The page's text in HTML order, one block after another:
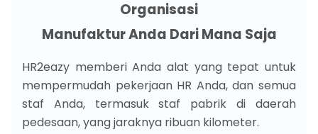
Organisasi
Manufaktur Anda Dari Mana Saja
HR2eazy memberi Anda alat yang tepat untuk
mempermudah pekerjaan HR Anda, dan semua
staf Anda, termasuk staf pabrik di daerah
pedesaan, yang jaraknya ribuan kilometer.